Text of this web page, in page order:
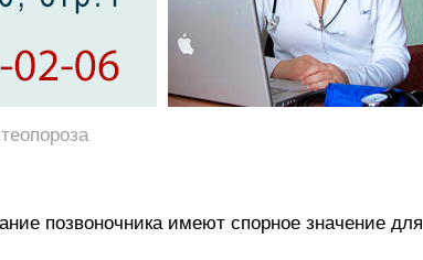
позвоночника имеют спорное значение для